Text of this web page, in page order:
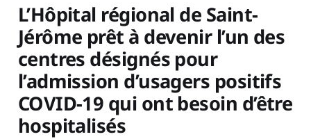
L’Hôpital régional de Saint-
Jérôme prêt à devenir l’un des
centres désignés pour
l’admission d’usagers positifs
COVID-19 qui ont besoin d’être
hospitalisés